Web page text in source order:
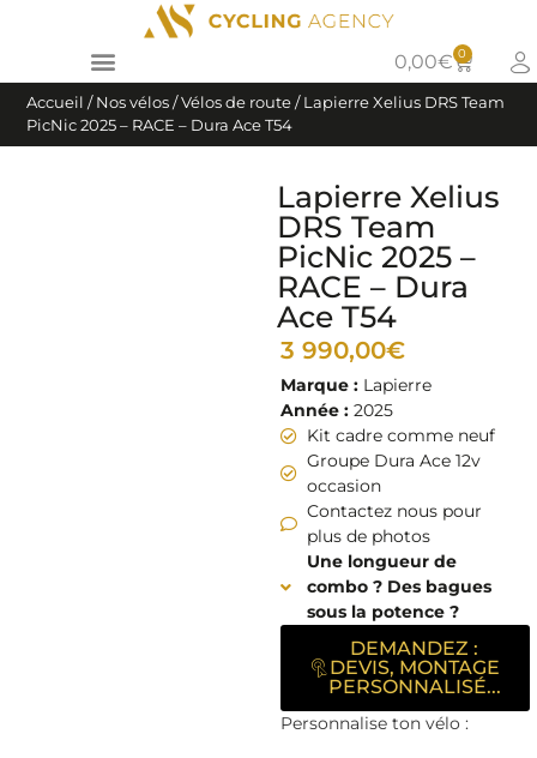
0,00€ 0
Accueil /Nos vélos/Vélos de route/ Lapierre Xelius DRS Team
PicNic 2025 – RACE – Dura Ace T54
Lapierre Xelius
DRS Team
PicNic 2025 –
RACE – Dura
Ace T54
3 990,00€
Marque :Lapierre
Année :2025
Kit cadre comme neuf
Groupe Dura Ace 12v
occasion
Contactez nous pour
plus de photos
Une longueur de
combo ? Des bagues
sous la potence ?
DEMANDEZ :
DEVIS, MONTAGE
PERSONNALISÉ...
Personnalise ton vélo :